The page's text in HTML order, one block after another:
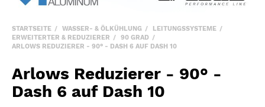
STARTSEITE WASSER- & ÖLKÜHLUNG
LEITUNGSSYSTEME
ERWEITERTER & REDUZIERER
90 GRAD
ARLOWS REDUZIERER - 90° - DASH 6 AUF DASH 10
Arlows Reduzierer - 90° -
Dash 6 auf Dash 10